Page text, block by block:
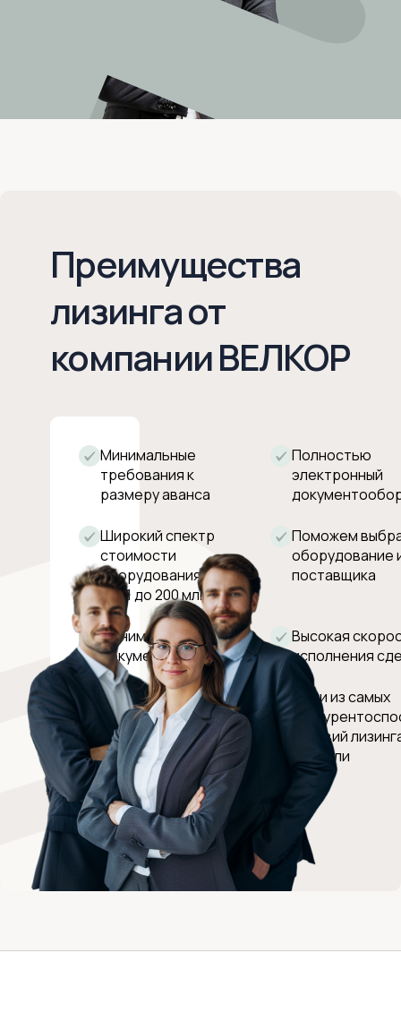
Преимущества
лизинга от
компании ВЕЛКОР
Минимальные
требования к
размеру аванса
Полностью
электронный
Широкий спектр
стоимости
оборудования
(от 1 до 200 млн руб)
Поможем
оборудование
поставщика
Минимальный пакет
документов
Высокая
исполнения
Мы готовы к
длительным срокам
поставок
Одни из самых
условий
отрасли